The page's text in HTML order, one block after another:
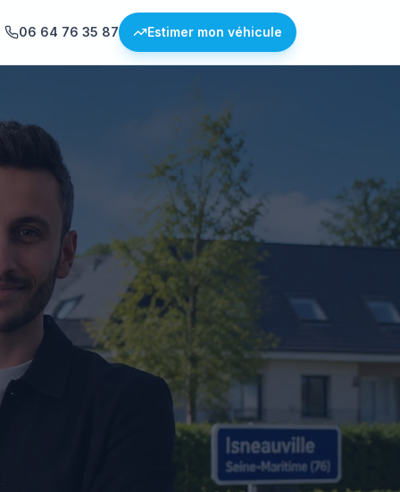
06 64 76 35 87 Estimer mon véhicule